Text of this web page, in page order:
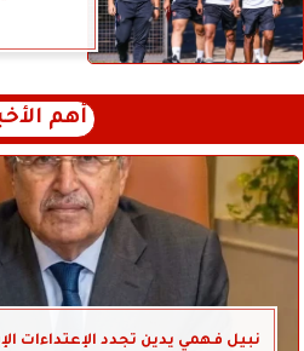
أهم
نبيل فهمي يدين تجدد الإعتداءات